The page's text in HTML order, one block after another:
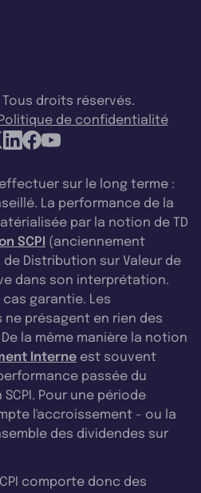
Tous droits réservés.
Politique de confidentialité
sur le long terme :
La performance de la
par la notion de TD
SCPI (anciennement
de Distribution sur Valeur de
dans son interprétation.
garantie. Les
présagent en rien des
la même manière la notion
Interne est souvent
passée du
Pour une période
l'accroissement - ou la
des dividendes sur
comporte donc des